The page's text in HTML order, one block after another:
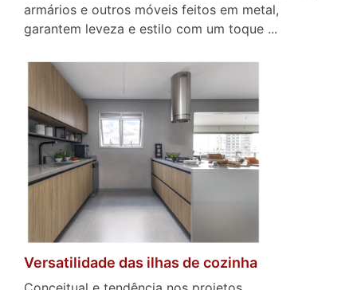
armários e outros móveis feitos em metal,
garantem leveza e estilo com um toque ...
Versatilidade das ilhas de cozinha